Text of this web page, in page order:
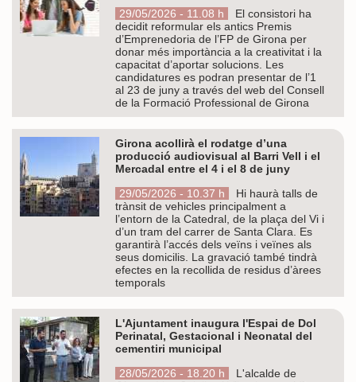
29/05/2026 - 11.08 h
El consistori ha
decidit reformular els antics Premis
d’Emprenedoria de l’FP de Girona per
donar més importància a la creativitat i la
capacitat d’aportar solucions. Les
candidatures es podran presentar de l’1
al 23 de juny a través del web del Consell
de la Formació Professional de Girona
Girona acollirà el rodatge d’una
producció audiovisual al Barri Vell i el
Mercadal entre el 4 i el 8 de juny
29/05/2026 - 10.37 h
Hi haurà talls de
trànsit de vehicles principalment a
l’entorn de la Catedral, de la plaça del Vi i
d’un tram del carrer de Santa Clara. Es
garantirà l’accés dels veïns i veïnes als
seus domicilis. La gravació també tindrà
efectes en la recollida de residus d’àrees
temporals
L'Ajuntament inaugura l'Espai de Dol
Perinatal, Gestacional i Neonatal del
cementiri municipal
28/05/2026 - 18.20 h
L'alcalde de